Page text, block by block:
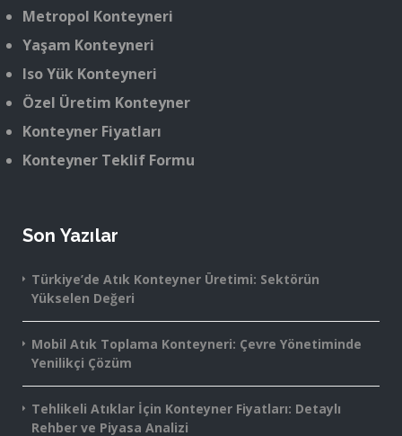
Metropol Konteyneri
Yaşam Konteyneri
Iso Yük Konteyneri
Özel Üretim Konteyner
Konteyner Fiyatları
Konteyner Teklif Formu
Son Yazılar
Türkiye’de Atık Konteyner Üretimi: Sektörün
Yükselen Değeri
Mobil Atık Toplama Konteyneri: Çevre Yönetiminde
Yenilikçi Çözüm
Tehlikeli Atıklar İçin Konteyner Fiyatları: Detaylı
Rehber ve Piyasa Analizi